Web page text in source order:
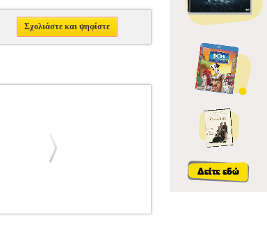
Σχολιάστε και ψηφίστε